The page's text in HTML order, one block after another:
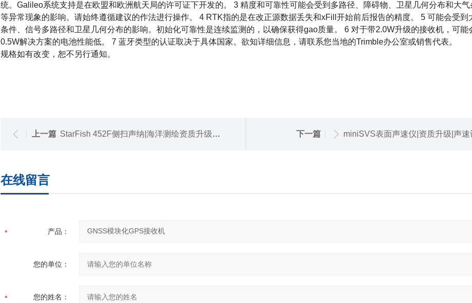
统。Galileo系统支持是在欧盟和欧洲航天局的许可证下开发的。 3 精度和可靠性可能会受到多路径、障碍物、卫星几何分布和大气
等异常现象的影响。请始终遵循建议的作法进行操作。 4 RTK指的是在改正源数据丢失和xFill开始前后报告的精度。 5 可能会受到
条件、信号多路径和卫星几何分布的影响。初始化可靠性是连续监测的，以确保获得gao质量。 6 对于带2.0W升级的接收机，可能
0.5W解决方案的电池性能低。 7 蓝牙类型的认证取决于具体国家。欲知详细信息，请联系您当地的Trimble办公室或销售代表。
规格如有改变，恕不另行通知。
上一篇 StarFish 452F侧扫声纳|海洋测绘资质升级设备 下一篇 miniSVS表面声速仪|资质升级|声速
在线留言
产品：
您的单位：
您的姓名：